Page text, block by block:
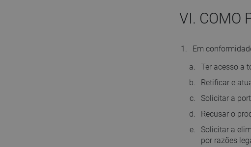
VI. COMO
Em
Ter acesso a
Retificar e
Solicitar a
Recusar o
Solicitar a
por razões